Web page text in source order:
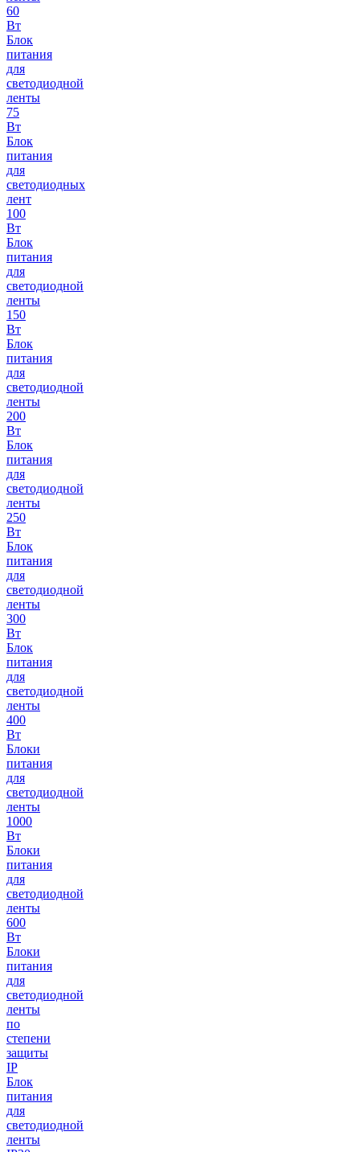
60
Вт
Блок
питания
для
светодиодной
ленты
75
Вт
Блок
питания
для
светодиодных
лент
100
Вт
Блок
питания
для
светодиодной
ленты
150
Вт
Блок
питания
для
светодиодной
ленты
200
Вт
Блок
питания
для
светодиодной
ленты
250
Вт
Блок
питания
для
светодиодной
ленты
300
Вт
Блок
питания
для
светодиодной
ленты
400
Вт
Блоки
питания
для
светодиодной
ленты
1000
Вт
Блоки
питания
для
светодиодной
ленты
600
Вт
Блоки
питания
для
светодиодной
ленты
по
степени
защиты
IP
Блок
питания
для
светодиодной
ленты